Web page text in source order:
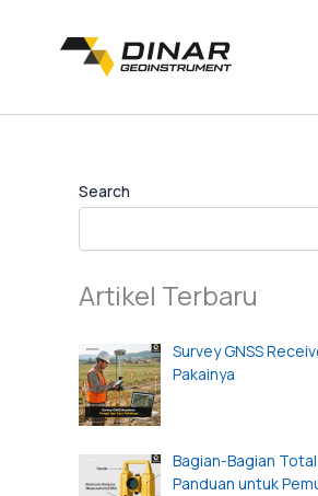
Search
Artikel Terbaru
Survey GNSS
Pakainya
Bagian-Bagian
Panduan untuk